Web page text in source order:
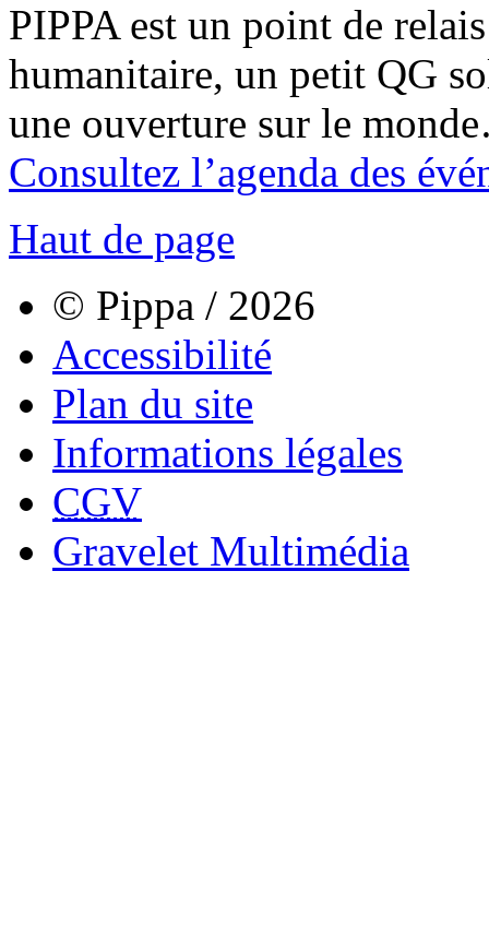
PIPPA est un point de
humanitaire, un petit QG
une ouverture sur le
Consultez l’agenda des
Haut de page
© Pippa / 2026
Accessibilité
Plan du site
Informations légales
CGV
Gravelet Multimédia